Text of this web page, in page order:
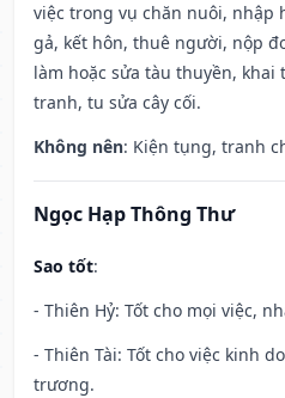
việc trong vụ chăn nuôi, nhập
gả, kết hôn, thuê người, nộp
làm hoặc sửa tàu thuyền,
tranh, tu sửa cây cối.
Không nên: Kiện tụng, tranh
Ngọc Hạp Thông Thư
Sao tốt:
- Thiên Hỷ: Tốt cho mọi việc,
- Thiên Tài: Tốt cho việc kinh
trương.